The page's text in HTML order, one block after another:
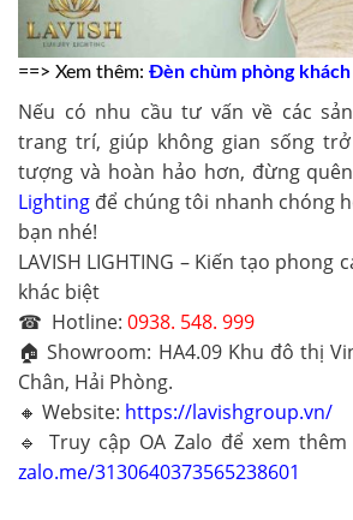
==> Xem thêm: Đèn chùm phòng
Nếu có nhu cầu tư vấn về các
trang trí, giúp không gian sống
tượng và hoàn hảo hơn, đừng
Lighting để chúng tôi nhanh chóng
bạn nhé!
LAVISH LIGHTING – Kiến tạo phong
khác biệt
☎ Hotline: 0938. 548. 999
🏠 Showroom: HA4.09 Khu đô thị
Chân, Hải Phòng.
🔸 Website: https://lavishgroup.vn/
🔹 Truy cập OA Zalo để xem
zalo.me/3130640373565238601